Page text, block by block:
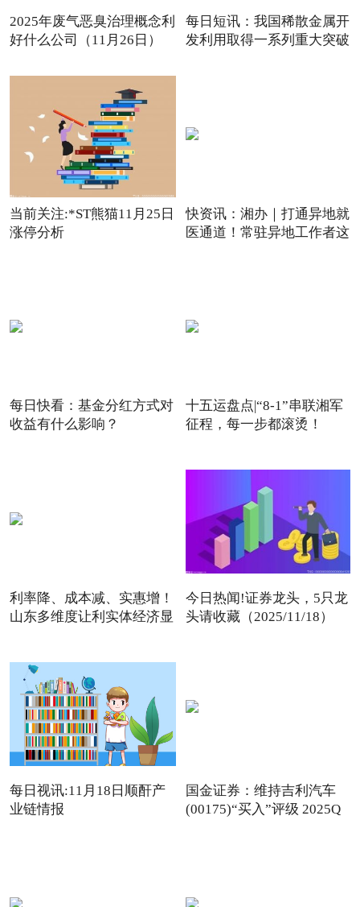
2025年废气恶臭治理概念利
好什么公司（11月26日）
每日短讯：我国稀散金属开
发利用取得一系列重大突破
当前关注:*ST熊猫11月25日
涨停分析
快资讯：湘办｜打通异地就
医通道！常驻异地工作者这
每日快看：基金分红方式对
收益有什么影响？
十五运盘点|“8-1”串联湘军
征程，每一步都滚烫！
利率降、成本减、实惠增！
山东多维度让利实体经济显
今日热闻!证券龙头，5只龙
头请收藏（2025/11/18）
每日视讯:11月18日顺酐产
业链情报
国金证券：维持吉利汽车
(00175)“买入”评级 2025Q